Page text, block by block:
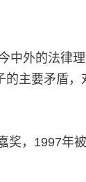
中外的法律
的主要矛盾，
奖，1997年